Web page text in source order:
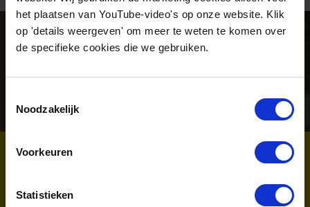
het plaatsen van YouTube-video's op onze website. Klik
op 'details weergeven' om meer te weten te komen over
de specifieke cookies die we gebruiken.
Noodzakelijk
Voorkeuren
Statistieken
Martijn de Vries
Smart Cities